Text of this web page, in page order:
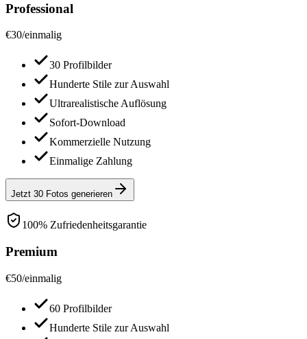
Professional
€30/einmalig
30 Profilbilder
Hunderte Stile zur Auswahl
Ultrarealistische Auflösung
Sofort-Download
Kommerzielle Nutzung
Einmalige Zahlung
Jetzt 30 Fotos generieren
100% Zufriedenheitsgarantie
Premium
€50/einmalig
60 Profilbilder
Hunderte Stile zur Auswahl